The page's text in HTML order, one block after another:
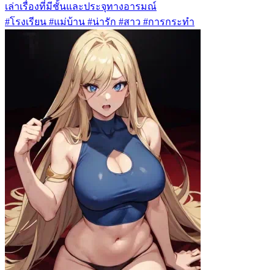
เล่าเรื่องที่มีชั้นและประจุทางอารมณ์
#โรงเรียน #แม่บ้าน #น่ารัก #สาว #การกระทำ